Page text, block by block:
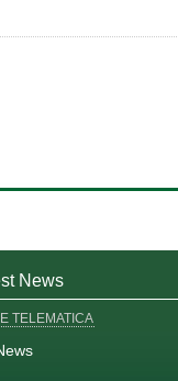
News
TELEMATICA